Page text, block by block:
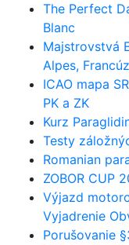
The Perfect
Blanc
Majstrovstvá
Alpes,
ICAO mapa
PK a ZK
Kurz
Testy
Romanian
ZOBOR CUP
Výjazd
Vyjadrenie
Porušovanie